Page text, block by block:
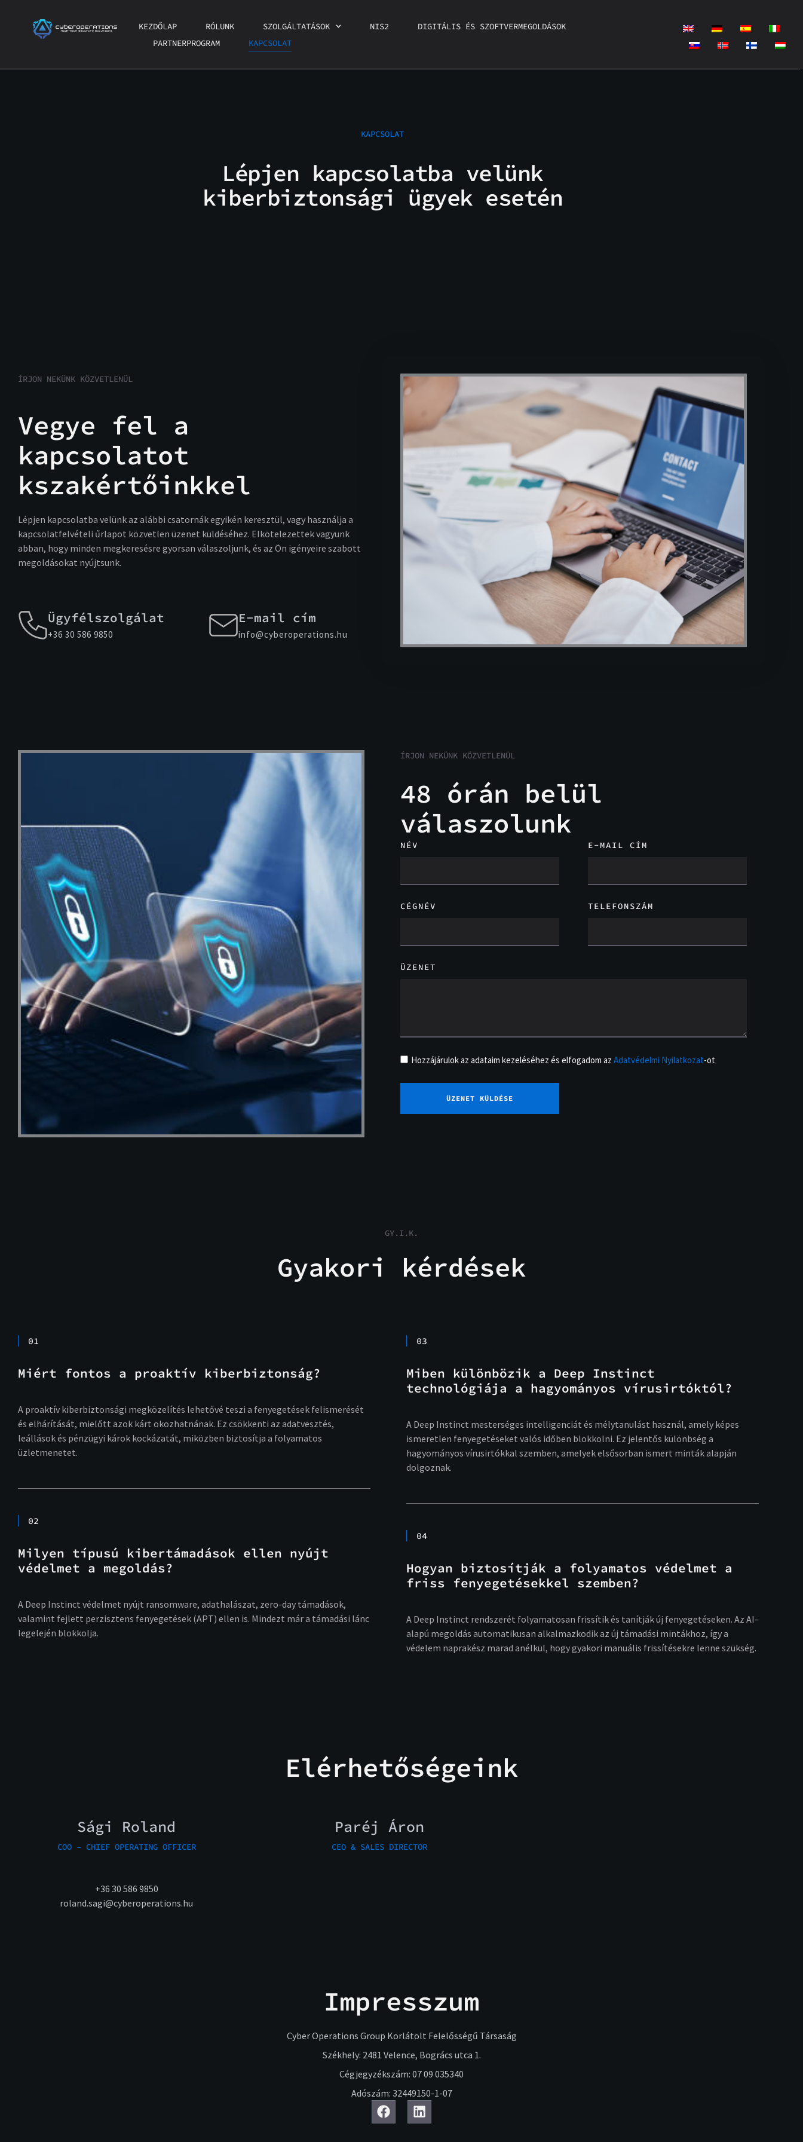
tartalomhoz
KEZDŐLAP RÓLUNK SZOLGÁLTATÁSOK NIS2
DIGITÁLIS ÉS SZOFTVERMEGOLDÁSOK
PARTNERPROGRAM
KAPCSOLAT
KAPCSOLAT
Lépjen kapcsolatba velünk
kiberbiztonsági ügyek esetén
ÍRJON NEKÜNK KÖZVETLENÜL
Vegye fel a
kapcsolatot
kszakértőinkkel
Lépjen kapcsolatba velünk az alábbi csatornák egyikén keresztül, vagy használja a
kapcsolatfelvételi űrlapot közvetlen üzenet küldéséhez. Elkötelezettek vagyunk
abban, hogy minden megkeresésre gyorsan válaszoljunk, és az Ön igényeire szabott
megoldásokat nyújtsunk.
Ügyfélszolgálat
+36 30 586 9850
E-mail cím
info@cyberoperations.hu
ÍRJON NEKÜNK KÖZVETLENÜL
48 órán belül
válaszolunk
NÉV E-MAIL CÍM
CÉGNÉV TELEFONSZÁM
ÜZENET
Hozzájárulok az adataim kezeléséhez és elfogadom az Adatvédelmi Nyilatkozat-ot
ÜZENET KÜLDÉSE
GY.I.K.
Gyakori kérdések
01
Miért fontos a proaktív kiberbiztonság?
A proaktív kiberbiztonsági megközelítés lehetővé teszi a fenyegetések felismerését
és elhárítását, mielőtt azok kárt okozhatnának. Ez csökkenti az adatvesztés,
leállások és pénzügyi károk kockázatát, miközben biztosítja a folyamatos
üzletmenetet.
02
Milyen típusú kibertámadások ellen nyújt
védelmet a megoldás?
A Deep Instinct védelmet nyújt ransomware, adathalászat, zero-day támadások,
valamint fejlett perzisztens fenyegetések (APT) ellen is. Mindezt már a támadási lánc
legelején blokkolja.
03
Miben különbözik a Deep Instinct
technológiája a hagyományos vírusirtóktól?
A Deep Instinct mesterséges intelligenciát és mélytanulást használ, amely képes
ismeretlen fenyegetéseket valós időben blokkolni. Ez jelentős különbség a
hagyományos vírusirtókkal szemben, amelyek elsősorban ismert minták alapján
dolgoznak.
04
Hogyan biztosítják a folyamatos védelmet a
friss fenyegetésekkel szemben?
A Deep Instinct rendszerét folyamatosan frissítik és tanítják új fenyegetéseken. Az AI-
alapú megoldás automatikusan alkalmazkodik az új támadási mintákhoz, így a
védelem naprakész marad anélkül, hogy gyakori manuális frissítésekre lenne szükség.
Elérhetőségeink
Sági Roland
COO – CHIEF OPERATING OFFICER
+36 30 586 9850
roland.sagi@cyberoperations.hu
Paréj Áron
CEO & SALES DIRECTOR
Impresszum
Cyber Operations Group Korlátolt Felelősségű Társaság
Székhely: 2481 Velence, Bogrács utca 1.
Cégjegyzékszám: 07 09 035340
Adószám: 32449150-1-07
F
a
L
i